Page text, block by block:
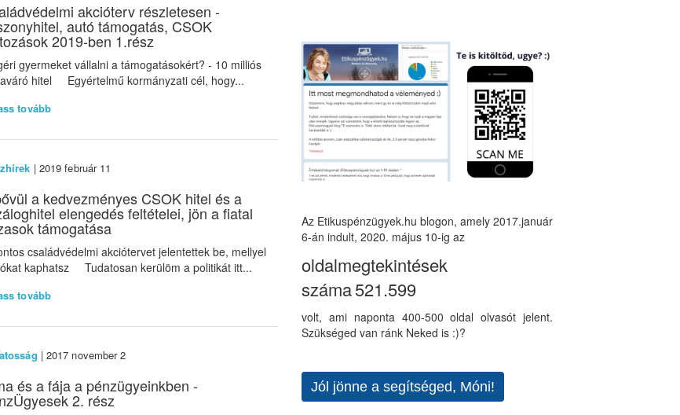
akcióterv részletesen -
autó támogatás, CSOK
2019-ben 1.rész
gyermeket vállalni a támogatásokért? - 10 milliós
hitel Egyértelmű kormányzati cél, hogy...
tovább
| 2019 február 11
a kedvezményes CSOK hitel és a
elengedés feltételei, jön a fiatal
támogatása
családvédelmi akciótervet jelentettek be, mellyel
kaphatsz Tudatosan kerülöm a politikát itt...
tovább
| 2017 november 2
és a fája a pénzügyeinkben -
2. rész
Az Etikuspénzügyek.hu blogon, amely 2017.január
6-án indult, 2020. május 10-ig az
oldalmegtekintések
száma521.599
volt, ami naponta 400-500 oldal olvasót jelent.
Szükséged van ránk Neked is :)?
Jól jönne a segítséged, Móni!